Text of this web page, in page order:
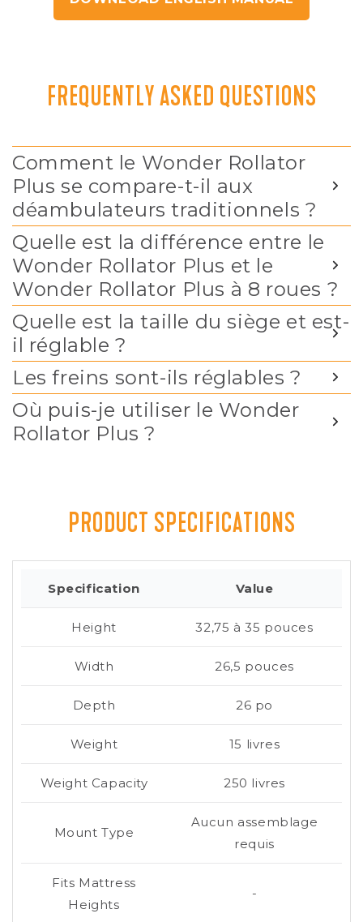
FREQUENTLY ASKED QUESTIONS
Comment le Wonder Rollator
Plus se compare-t-il aux
déambulateurs traditionnels ?
Quelle est la différence entre le
Wonder Rollator Plus et le
Wonder Rollator Plus à 8 roues ?
Quelle est la taille du siège et est-
il réglable ?
Les freins sont-ils réglables ?
Où puis-je utiliser le Wonder
Rollator Plus ?
PRODUCT SPECIFICATIONS
Specification Value
Height 32,75 à 35 pouces
Width 26,5 pouces
Depth 26 po
Weight 15 livres
Weight Capacity 250 livres
Mount Type
Aucun assemblage
requis
Fits Mattress
Heights
-